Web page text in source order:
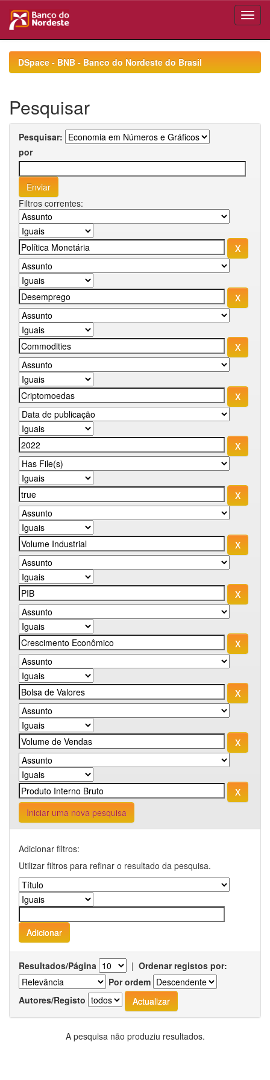
navigationDSpace - BNB - Banco do Nordeste do Brasil
Pesquisar
Pesquisar:
por
Filtros correntes:
Iniciar uma nova pesquisa
Adicionar filtros:
Utilizar filtros para refinar o resultado da pesquisa.
Resultados/Página | Ordenar registos por:
Por ordem
Autores/Registo
A pesquisa não produziu resultados.